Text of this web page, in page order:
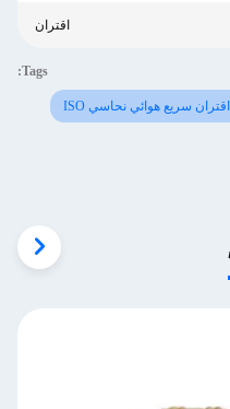
اقتران
Tags:
اقتران سريع هوائي نحاسي ISO